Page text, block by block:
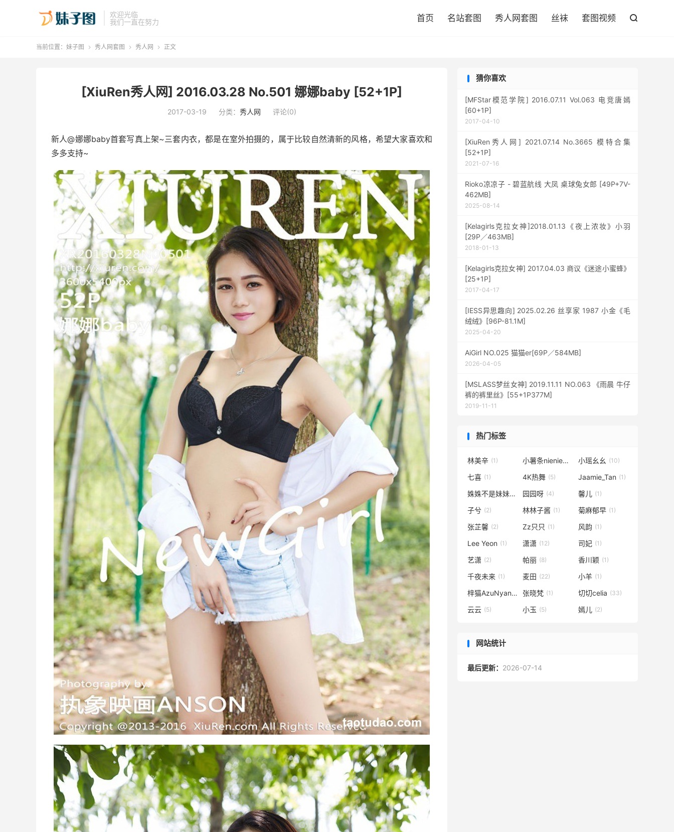
欢迎光临
我们一直在努力
首页 名站套图 秀人网套图 丝袜 套图视频 
当前位置： 妹子图  秀人网套图  秀人网  正文
[XiuRen秀人网] 2016.03.28 No.501 娜娜baby [52+1P]
2017-03-19 分类： 秀人网 评论(0)
新人@娜娜baby首套写真上架~三套内衣，都是在室外拍摄的，属于比较自然清新的风格，希望大家喜欢和
多多支持~
猜你喜欢
[MFStar模范学院] 2016.07.11 Vol.063 电竞唐嫣
[60+1P]
2017-04-10
[XiuRen秀人网] 2021.07.14 No.3665 模特合集
[52+1P]
2021-07-16
Rioko凉凉子 - 碧蓝航线 大凤 桌球兔女郎 [49P+7V-
462MB]
2025-08-14
[Kelagirls克拉女神]2018.01.13《夜上浓妆》小羽
[29P／463MB]
2018-01-13
[Kelagirls克拉女神] 2017.04.03 商议《迷途小蜜蜂》
[25+1P]
2017-04-17
[IESS异思趣向] 2025.02.26 丝享家 1987 小金《毛
绒绒》[96P-81.1M]
2025-04-20
AiGirl NO.025 猫猫er[69P／584MB]
2026-04-05
[MSLASS梦丝女神] 2019.11.11 NO.063 《雨晨 牛仔
裤的裤里丝》[55+1P377M]
2019-11-11
热门标签
林美辛 (1) 小薯条nienie(48) 小瑶幺幺 (10)
七喜 (1) 4K热舞 (5) Jaamie_Tan (1)
姝姝不是妹妹
(5) 园园呀 (4) 馨儿 (1)
子兮 (2) 林林子酱 (1) 菊麻郁早 (1)
张芷馨 (2) Zz只只 (1) 风韵 (1)
Lee Yeon (1) 潇潇 (12) 司妃 (1)
艺潇 (2) 帕丽 (8) 香川颖 (1)
千夜未来 (1) 麦田 (22) 小羊 (1)
梓猫AzuNyan(4) 张晓梵 (1) 切切celia (33)
云云 (5) 小玉 (5) 嫣儿 (2)
网站统计
最后更新： 2026-07-14